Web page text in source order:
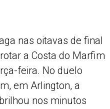
nas oitavas de final
a Costa do Marfim
feira. No duelo
em Arlington, a
nos minutos